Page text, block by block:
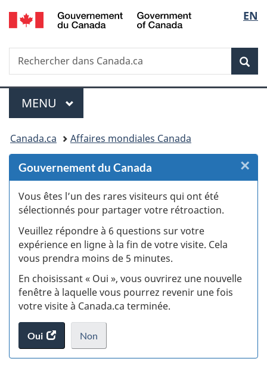
Passer
au
des
Passer
au
principal
Passer
à
Au
du
Passer
à
version
simplifiée
de
la
EN
Recherche
Rechercher
dans
Menu
MENU PRINCIPAL
Vous
êtes
ici :
Canada.ca Affaires mondiales Canada
Gouvernement du Canada
Vous êtes l’un des rares visiteurs qui ont été
sélectionnés pour partager votre rétroaction.
Veuillez répondre à 6 questions sur votre
expérience en ligne à la fin de votre visite. Cela
vous prendra moins de 5 minutes.
En choisissant « Oui », vous ouvrirez une nouvelle
fenêtre à laquelle vous pourrez revenir une fois
votre visite à Canada.ca terminée.
Oui
accéder
au
Non
je
.
×